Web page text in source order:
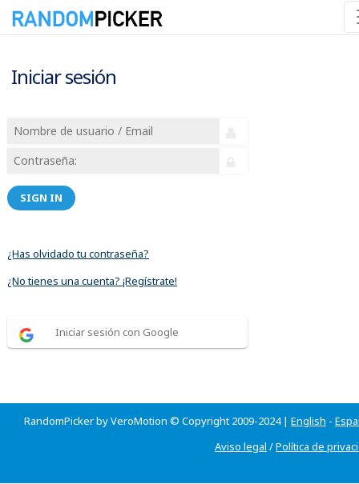
Iniciar sesión
SIGN IN
¿Has olvidado tu contraseña?
¿No tienes una cuenta? ¡Regístrate!
Iniciar sesión con Google
RandomPicker by VeroMotion © Copyright 2009-2024 | English -
Aviso legal /Política de